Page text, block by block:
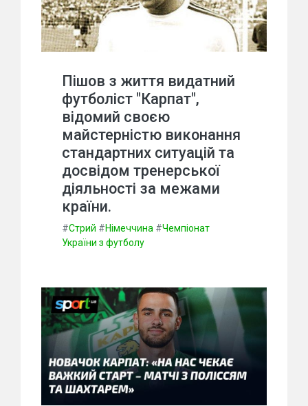
Пішов з життя видатний
футболіст "Карпат",
відомий своєю
майстерністю виконання
стандартних ситуацій та
досвідом тренерської
діяльності за межами
країни.
#Стрий #Німеччина #Чемпіонат
України з футболу